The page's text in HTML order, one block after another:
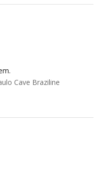
Cave Braziline